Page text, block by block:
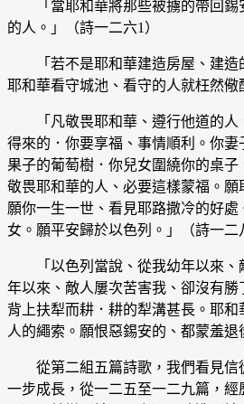
「當耶和華將那些被擄的帶回錫
的人。」（詩一二六1）
「若不是耶和華建造房屋、建造
耶和華看守城池、看守的人就枉然儆
「凡敬畏耶和華、遵行他道的人
得來的．你要享福、事情順利。你
果子的葡萄樹．你兒女圍繞你的桌子
敬畏耶和華的人、必要這樣蒙福。願
願你一生一世、看見耶路撒冷的好
女。願平安歸於以色列。」（詩一二
「以色列當說、從我幼年以來、
年以來、敵人屢次苦害我、卻沒有
背上扶犁而耕．耕的犁溝甚長。耶
人的繩索。願恨惡錫安的、都蒙羞退
從第二組五篇詩歌，我們看見信
一步成長，從一二五至一二九篇，經